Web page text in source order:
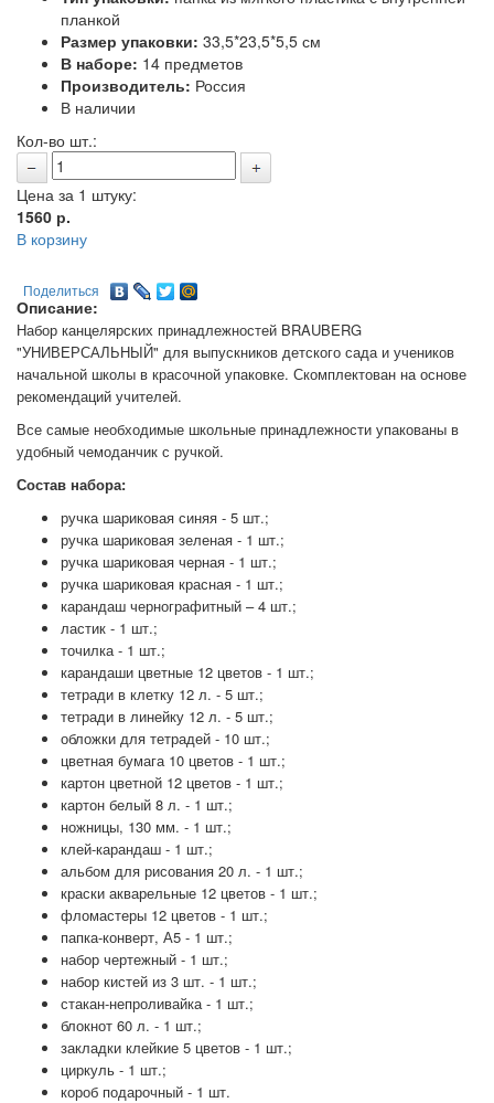
планкой
Размер упаковки: 33,5*23,5*5,5 см
В наборе: 14 предметов
Производитель: Россия
В наличии
Кол-во шт.:
Цена за 1 штуку:
1560 р.
В корзину
Поделиться
Описание:
Набор канцелярских принадлежностей BRAUBERG
"УНИВЕРСАЛЬНЫЙ" для выпускников детского сада и учеников
начальной школы в красочной упаковке. Скомплектован на основе
рекомендаций учителей.
Все самые необходимые школьные принадлежности упакованы в
удобный чемоданчик с ручкой.
Состав набора:
ручка шариковая синяя - 5 шт.;
ручка шариковая зеленая - 1 шт.;
ручка шариковая черная - 1 шт.;
ручка шариковая красная - 1 шт.;
карандаш чернографитный – 4 шт.;
ластик - 1 шт.;
точилка - 1 шт.;
карандаши цветные 12 цветов - 1 шт.;
тетради в клетку 12 л. - 5 шт.;
тетради в линейку 12 л. - 5 шт.;
обложки для тетрадей - 10 шт.;
цветная бумага 10 цветов - 1 шт.;
картон цветной 12 цветов - 1 шт.;
картон белый 8 л. - 1 шт.;
ножницы, 130 мм. - 1 шт.;
клей-карандаш - 1 шт.;
альбом для рисования 20 л. - 1 шт.;
краски акварельные 12 цветов - 1 шт.;
фломастеры 12 цветов - 1 шт.;
папка-конверт, А5 - 1 шт.;
набор чертежный - 1 шт.;
набор кистей из 3 шт. - 1 шт.;
стакан-непроливайка - 1 шт.;
блокнот 60 л. - 1 шт.;
закладки клейкие 5 цветов - 1 шт.;
циркуль - 1 шт.;
короб подарочный - 1 шт.